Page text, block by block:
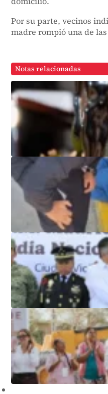
Por su parte, vecinos
madre rompió una de
Notas relacionadas